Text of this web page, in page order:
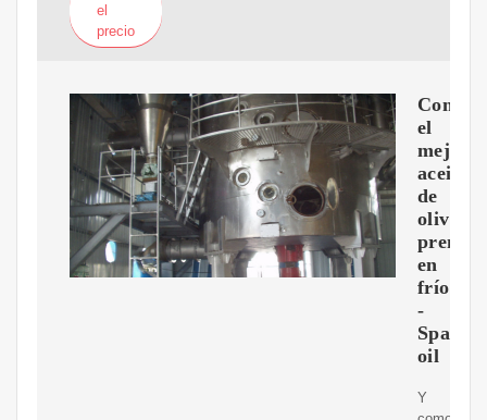
el
precio
el
mejor
aceite
de
oliva
en
frío
-
oil
Y